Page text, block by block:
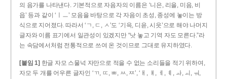
의 음가를 나타낸다. 기본적으로 자음자의 이름은 ‘니은, 리을, 미음, 비
읍’ 등과 같이 ‘ㅣㅡ’ 모음을 바탕으로 각 자음이 초성, 종성에 놓이는 방
식으로 지어졌다. 따라서 ‘ㄱ, ㄷ, ㅅ’도 ‘기윽, 디읃, 시읏’으로 해야 나머지
글자와 이름 표기에서 일관성이 있겠지만 “낫 놓고 기역 자도 모른다.”라
는 속담에서처럼 전통적으로 쓰여 온 것이므로 그대로 유지하였다.
[붙임 1] 한글 자모 스물넉 자만으로 적을 수 없는 소리들을 적기 위하여,
자모 두 개를 어우른 글자인 ‘ㄲ, ㄸ, ㅃ, ㅆ, ㅉ’, ‘ㅐ, ㅒ, ㅔ, ㅖ, ㅘ, ㅚ, ㅝ,